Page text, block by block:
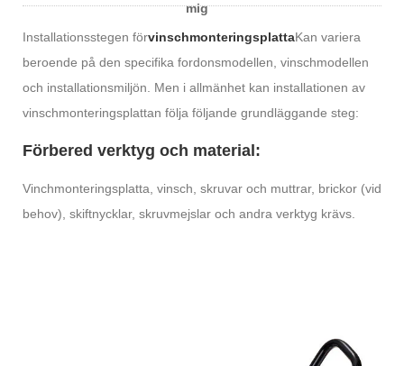
mig
Installationsstegen förvinschmonteringsplattaKan variera
beroende på den specifika fordonsmodellen, vinschmodellen
och installationsmiljön. Men i allmänhet kan installationen av
vinschmonteringsplattan följa följande grundläggande steg:
Förbered verktyg och material:
Vinchmonteringsplatta, vinsch, skruvar och muttrar, brickor (vid
behov), skiftnycklar, skruvmejslar och andra verktyg krävs.